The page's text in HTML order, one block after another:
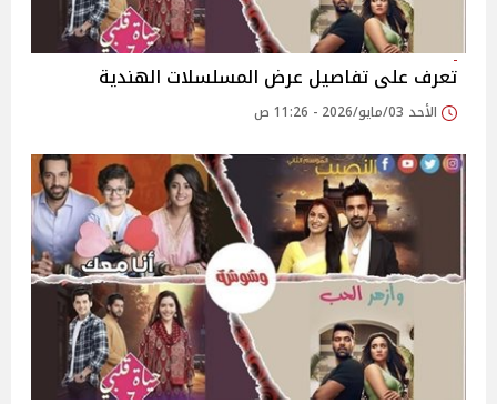
تعرف على تفاصيل عرض المسلسلات الهندية
الأحد 03/مايو/2026 - 11:26 ص